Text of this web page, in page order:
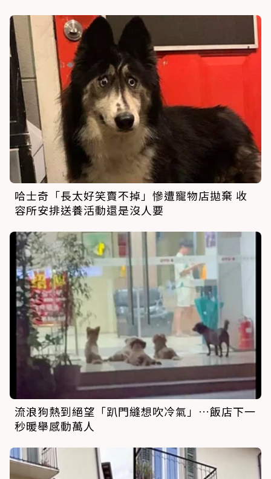
哈士奇「長太好笑賣不掉」慘遭寵物店拋棄 收
容所安排送養活動還是沒人要
流浪狗熱到絕望「趴門縫想吹冷氣」…飯店下一
秒暖舉感動萬人